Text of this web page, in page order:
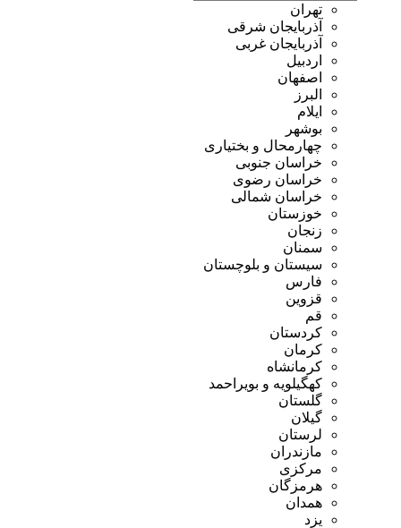
تهران
آذربایجان شرقی
آذربایجان غربی
اردبیل
اصفهان
البرز
ایلام
بوشهر
چهارمحال و بختیاری
خراسان جنوبی
خراسان رضوی
خراسان شمالی
خوزستان
زنجان
سمنان
سیستان و بلوچستان
فارس
قزوین
قم
کردستان
کرمان
کرمانشاه
کهگیلویه و بویراحمد
گلستان
گیلان
لرستان
مازندران
مرکزی
هرمزگان
همدان
یزد